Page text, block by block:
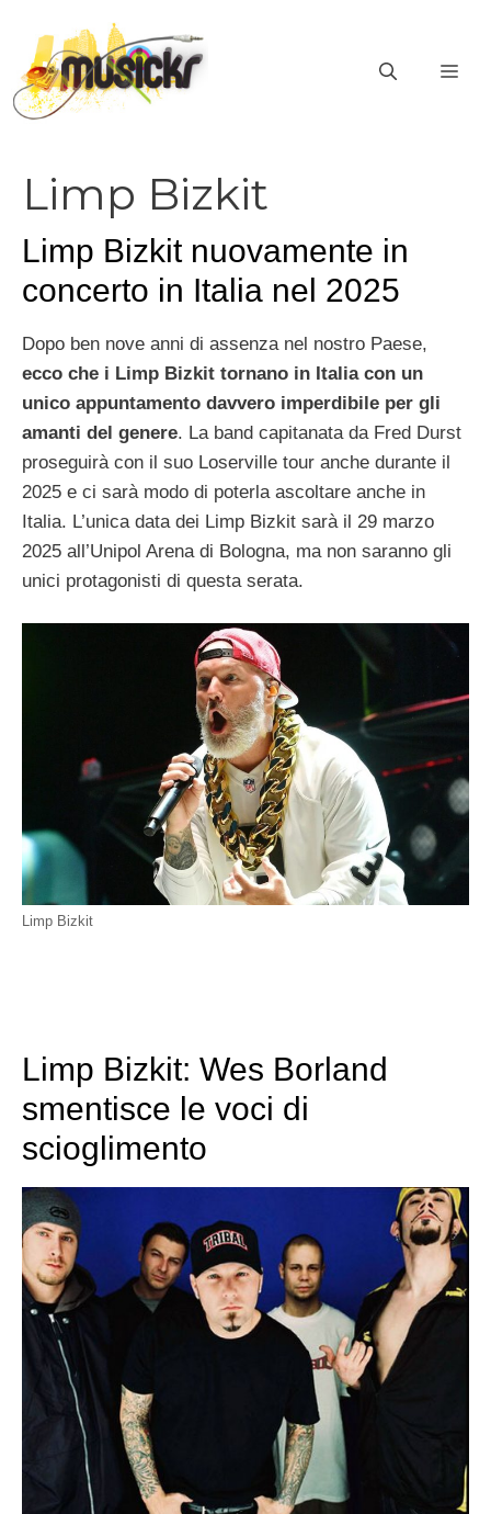
contenuto
Limp Bizkit
Limp Bizkit nuovamente in
concerto in Italia nel 2025
Dopo ben nove anni di assenza nel nostro Paese,
ecco che i Limp Bizkit tornano in Italia con un
unico appuntamento davvero imperdibile per gli
amanti del genere. La band capitanata da Fred Durst
proseguirà con il suo Loserville tour anche durante il
2025 e ci sarà modo di poterla ascoltare anche in
Italia. L’unica data dei Limp Bizkit sarà il 29 marzo
2025 all’Unipol Arena di Bologna, ma non saranno gli
unici protagonisti di questa serata.
Limp Bizkit
Limp Bizkit: Wes Borland
smentisce le voci di
scioglimento